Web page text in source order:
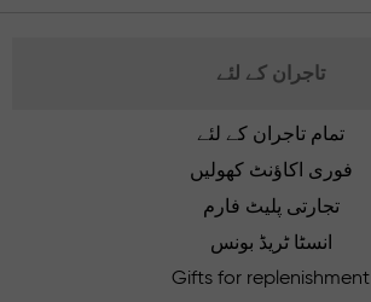
تاجران کے لئے
تمام تاجران کے لئے
فوری اکاؤنٹ کھولیں
تجارتی پلیٹ فارم
انسٹا ٹریڈ بونس
Gifts for replenishment